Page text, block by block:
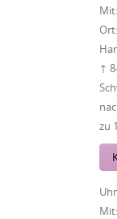
Mit:
Ort:
↑
zu
Uhr
Mit: